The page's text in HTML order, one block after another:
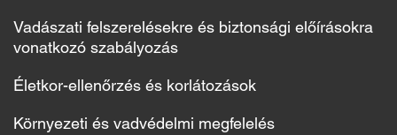
Vadászati felszerelésekre és biztonsági előírásokra
vonatkozó szabályozás
Életkor-ellenőrzés és korlátozások
Környezeti és vadvédelmi megfelelés